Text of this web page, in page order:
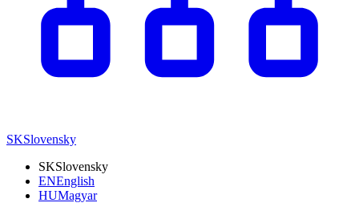
SKSlovensky
SKSlovensky
ENEnglish
HUMagyar